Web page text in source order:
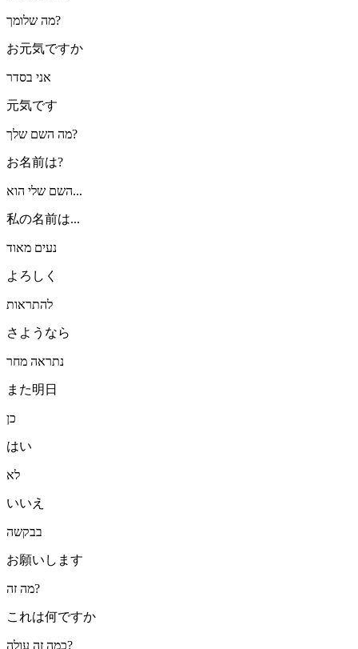
מה שלומך?
お元気ですか
אני בסדר
元気です
מה השם שלך?
お名前は?
השם שלי הוא...
私の名前は...
נעים מאוד
よろしく
להתראות
さようなら
נתראה מחר
また明日
כן
はい
לא
いいえ
בבקשה
お願いします
מה זה?
これは何ですか
כמה זה עולה?